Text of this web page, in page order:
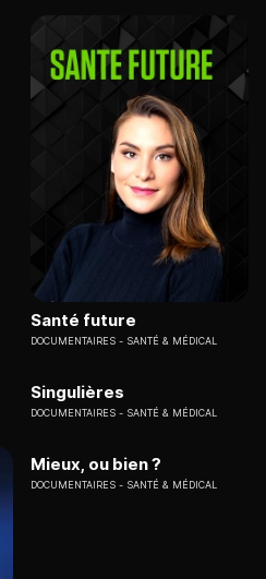
Santé future
DOCUMENTAIRES SANTÉ & MÉDICAL
Singulières
DOCUMENTAIRES SANTÉ & MÉDICAL
Mieux, ou bien ?
DOCUMENTAIRES SANTÉ & MÉDICAL